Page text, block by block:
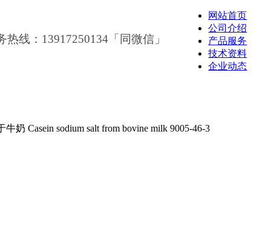
热线：13917250134「同微信」
网站首页
公司介绍
产品服务
技术资料
企业动态
奶 Casein sodium salt from bovine milk 9005-46-3